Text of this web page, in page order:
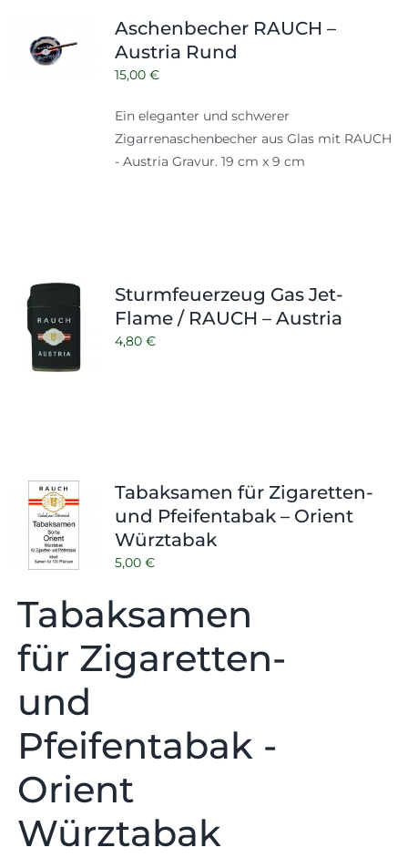
Kontakt
Zubehör
Aschenbecher RAUCH –
Austria Rund
15,00 €
Ein eleganter und schwerer
Zigarrenaschenbecher aus Glas mit RAUCH
- Austria Gravur. 19 cm x 9 cm
Sturmfeuerzeug Gas Jet-
Flame / RAUCH – Austria
4,80 €
Tabaksamen für Zigaretten-
und Pfeifentabak – Orient
Würztabak
5,00 €
Tabaksamen
für Zigaretten-
und
Pfeifentabak -
Orient
Würztabak